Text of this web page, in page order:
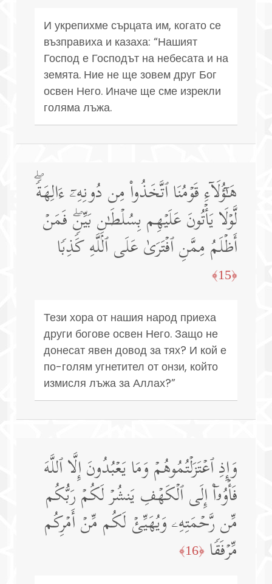
И укрепихме сърцата им, когато се
възправиха и казаха: “Нашият
Господ е Господът на небесата и на
земята. Ние не ще зовем друг Бог
освен Него. Иначе ще сме изрекли
голяма лъжа.
هَـٰۤؤُلَاۤءِ قَوۡمُنَا ٱتَّخَذُوا۟ مِن دُونِهِۦۤ ءَالِهَةࣰۖ
لَّوۡلَا یَأۡتُونَ عَلَیۡهِم بِسُلۡطَـٰنِۭ بَیِّنࣲۖ فَمَنۡ
أَظۡلَمُ مِمَّنِ ٱفۡتَرَىٰ عَلَى ٱللَّهِ كَذِبࣰا
﴿15﴾
Тези хора от нашия народ приеха
други богове освен Него. Защо не
донесат явен довод за тях? И кой е
по-голям угнетител от онзи, който
измисля лъжа за Аллах?”
وَإِذِ ٱعۡتَزَلۡتُمُوهُمۡ وَمَا یَعۡبُدُونَ إِلَّا ٱللَّهَ
فَأۡوُۥۤا۟ إِلَى ٱلۡكَهۡفِ یَنشُرۡ لَكُمۡ رَبُّكُم
مِّن رَّحۡمَتِهِۦ وَیُهَیِّئۡ لَكُم مِّنۡ أَمۡرِكُم
مِّرۡفَقࣰا ﴿16﴾